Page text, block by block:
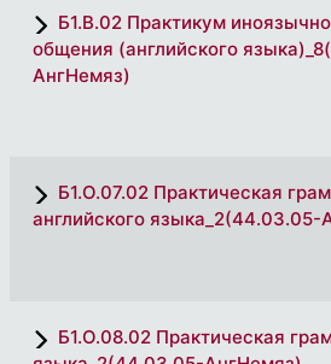
Б1.В.02 Практикум
общения (английского
АнгНемяз)
Б1.О.07.02 Практическая
английского языка_2(44.03.05-
Б1.О.08.02 Практическая